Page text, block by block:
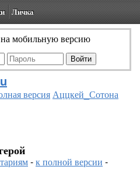
Личка
мобильную версию
версияАццкей_Сотона
-к полной версии -